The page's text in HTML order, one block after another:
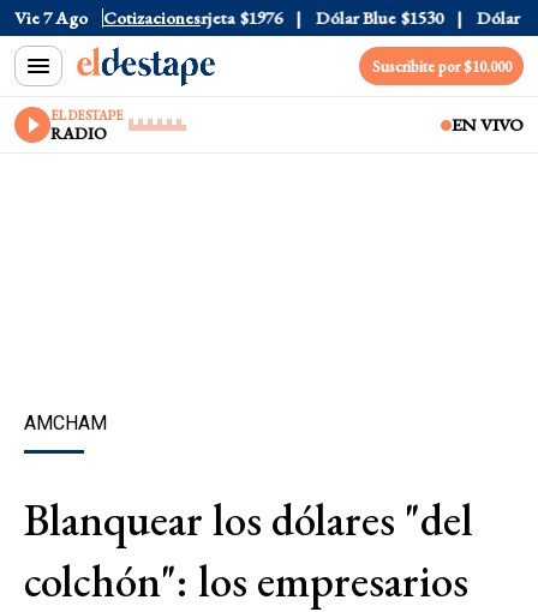
Vie 7 Ago Cotizaciones
$1520 Dólar Tarjeta $1976 Dólar Blue $1530 Dólar CCL
Suscribite por $10.000
EL DESTAPE
RADIO EN VIVO
AMCHAM
Blanquear los dólares "del
colchón": los empresarios